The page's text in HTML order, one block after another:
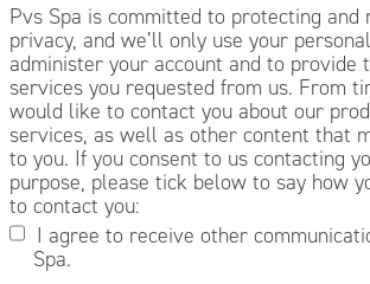
Pvs Spa is committed to protecting and
privacy, and we’ll only use your
administer your account and to provide
services you requested from us. From
would like to contact you about our
services, as well as other content that
to you. If you consent to us contacting
purpose, please tick below to say how
to contact you:
I agree to receive other
Spa.